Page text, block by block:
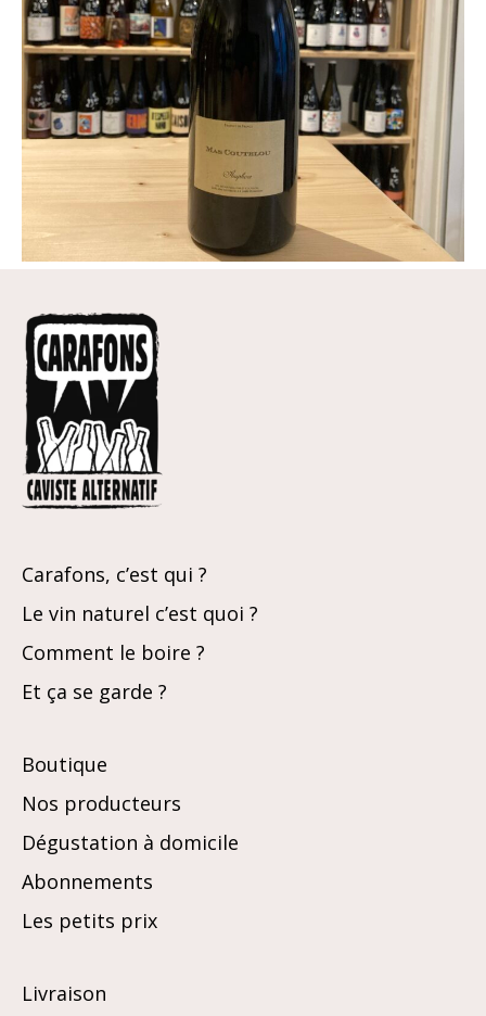
Carafons, c’est qui ?
Le vin naturel c’est quoi ?
Comment le boire ?
Et ça se garde ?
Boutique
Nos producteurs
Dégustation à domicile
Abonnements
Les petits prix
Livraison